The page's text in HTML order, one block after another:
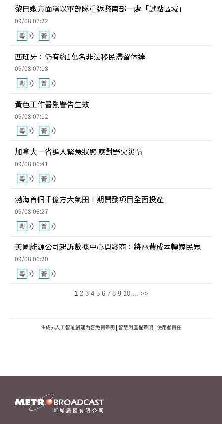
黎巴嫩方面稱以軍部隊重返黎南部一處「試點區域」
09/08 07:22
西班牙：仍有約1萬名非法移民滯留休達
09/08 07:18
黃色工作暑熱警告生效
09/08 07:12
加拿大一省進入緊急狀態 應對野火災情
09/08 06:41
渤海首個千億方大氣田Ⅰ期開發項目全面投產
09/08 06:27
美國能源公司起訴數據中心開發商：將電費成本轉嫁民眾
09/08 06:20
1 2 3 4 5 6 7 8 9 10 ... >>
生成式人工智能創建內容免責聲明 | 智慧財產權聲明 | 使用者責任